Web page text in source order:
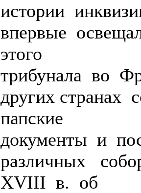
истории
впервые
этого
трибунала во
других странах
папские
документы и
различных
XVIII в. об